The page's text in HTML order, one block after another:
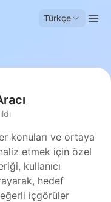
Türkçe
konuları ve ortaya
etmek için özel
kullanıcı
hedef
içgörüler